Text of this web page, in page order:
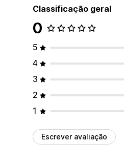
Classificação geral
0
5
4
3
2
1
Escrever avaliação